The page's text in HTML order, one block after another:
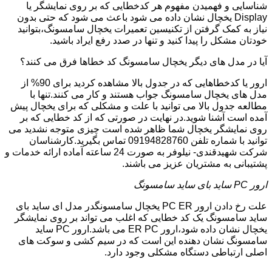
شناسایی و فهمیدن مفهوم هر کدخطایی که بر روی نمایشگر یا
Display یخچال نشان داده می شود باعث می شود که حتی بدون
نیاز به کمک گرفتن از تکنیسین تعمیرات یخچال سامسونگ،بتوانید
خودتان مشکل را پیدا کنید و تنها در صدد رفع ایراد باشید.
آیا در مدل های دیگر یخچال سامسونگ کد خطاها فرق می کنند؟
ارور یا کدخطاهایی که در جدول بالا مشاهده کردید برای 90% از
مدل های یخچال سامسونگ جواب هستند و کار می کنند.تنها با
مطالعه جدول بالا می توانید با علت و مشکلی که برای یخچال پیش
آمده است آشنا شوید.در نهایت در صورتی که از کد خطایی که بر
روی نمایشگر یخچال شما ظاهر شده است چیزی متوجه نشدید می
توانید با شماره تلفن 09194828760 تماس بگیرید.کارشناسان
شرکت شهیدقندی- نیلوفر به صورت 24 ساعته آماده ارائه خدمات و
پشتیبانی به مشتریان عزیز می باشند.
ارور PC ساید بای ساید سامسونگ
علت رخ دادن ارور PC ER یخچال سامسونگدر مدل ای ساید بای
ساید سامسونگ یک کد خطایی که اغلب می تواند بر روی نمایشگر
یخچال نشان داده شود،ارور ER PC می باشد.ارور PC ساید
سامسونگ نشان دهنده این است که در سیم کشی و سوکت های
اصلی ارتباطی دستگاه مشکلی وجود دارد.